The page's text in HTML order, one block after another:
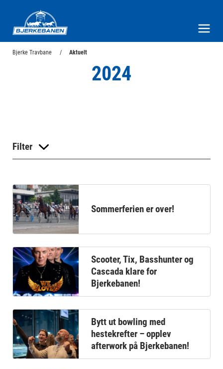
Bjerke Travbane Aktuelt
2024
Filter
Sommerferien er over!
Scooter, Tix, Basshunter og
Cascada klare for
Bjerkebanen!
Bytt ut bowling med
hestekrefter – opplev
afterwork på Bjerkebanen!